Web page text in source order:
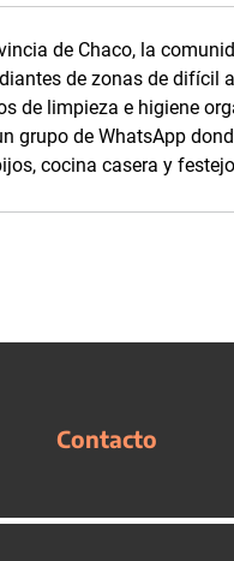
de Chaco, la
de zonas de difícil
de limpieza e higiene
grupo de WhatsApp
cocina casera y
Contacto